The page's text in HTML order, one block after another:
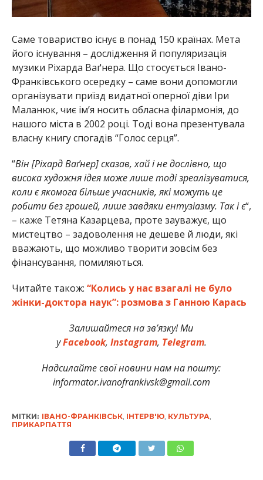
Саме товариство існує в понад 150 країнах. Мета
його існування – дослідження й популяризація
музики Ріхарда Ваґнера. Що стосується Івано-
Франківського осередку – саме вони допомогли
організувати приїзд видатної оперної діви Іри
Маланюк, чиє ім’я носить обласна філармонія, до
нашого міста в 2002 році. Тоді вона презентувала
власну книгу спогадів “Голос серця”.
“Він [Ріхард Ваґнер] сказав, хай і не дослівно, що
висока художня ідея може лише тоді зреалізуватися,
коли є якомога більше учасників, які можуть це
робити без грошей, лише завдяки ентузіазму. Так і є“,
– каже Тетяна Казарцева, проте зауважує, що
мистецтво – задоволення не дешеве й люди, які
вважають, що можливо творити зовсім без
фінансування, помиляються.
Читайте також: “Колись у нас взагалі не було
жінки-доктора наук”: розмова з Ганною Карась
Залишайтеся на зв’язку! Ми
уFacebook, Instagram, Telegram.
Надсилайте свої новини нам на пошту:
informator.ivanofrankivsk@gmail.com
МІТКИ: ІВАНО-ФРАНКІВСЬК, ІНТЕРВ'Ю, КУЛЬТУРА,
ПРИКАРПАТТЯ